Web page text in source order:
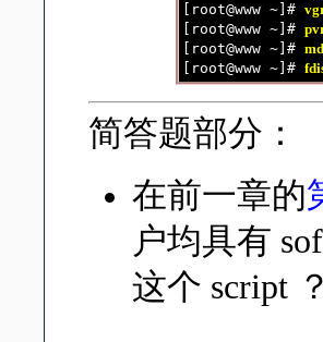
[root@www ~]#
[root@www ~]#
[root@www ~]#
[root@www ~]#
简答题部分：
在前一章的
户均具有
这个 script ？